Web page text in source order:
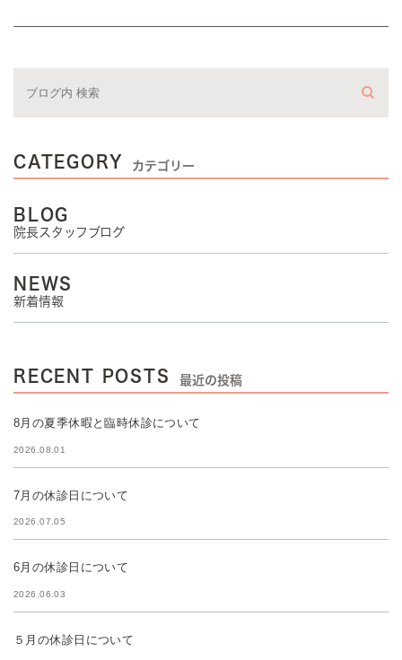
CATEGORY カテゴリー
BLOG
院長スタッフブログ
NEWS
新着情報
RECENT POSTS 最近の投稿
8月の夏季休暇と臨時休診について
2026.08.01
7月の休診日について
2026.07.05
6月の休診日について
2026.06.03
５月の休診日について